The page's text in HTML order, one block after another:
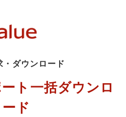
・ダウンロード
ト一括ダウンロ
ード